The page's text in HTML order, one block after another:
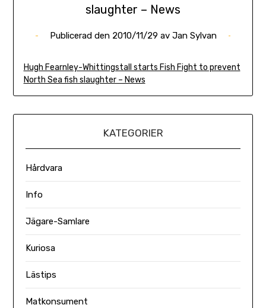
slaughter – News
Publicerad den 2010/11/29 av Jan Sylvan
Hugh Fearnley-Whittingstall starts Fish Fight to prevent
North Sea fish slaughter – News
KATEGORIER
Hårdvara
Info
Jägare-Samlare
Kuriosa
Lästips
Matkonsument